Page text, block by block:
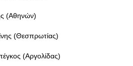
(Αθηνών)
(Θεσπρωτίας)
(Αργολίδας)